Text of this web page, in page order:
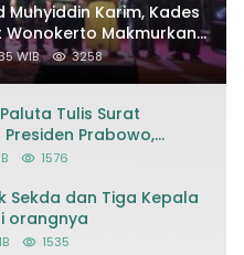
Muhyiddin Karim, Kades
Makmurkan
WIB 3258
Tulis Surat
Prabowo,
Dugaan
1576
Sekda dan Tiga Kepala
orangnya
1535